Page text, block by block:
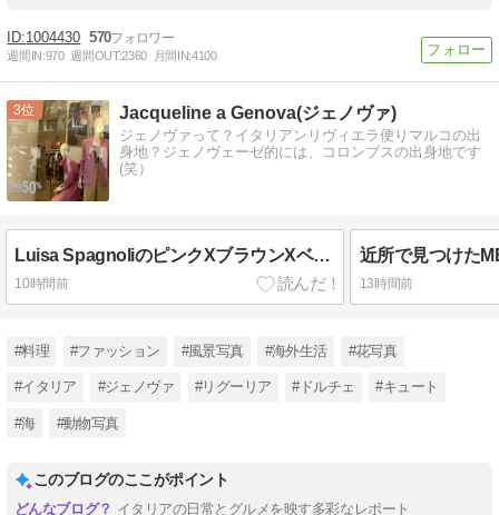
1004430 570
週間IN:970 週間OUT:2360 月間IN:4100
3 Jacqueline a Genova(ジェノヴァ)
ジェノヴァって？イタリアンリヴィエラ便りマルコの出
身地？ジェノヴェーゼ的には、コロンブスの出身地です
(笑）
Luisa SpagnoliのピンクXブラウンXベージュアウトフィット２点のショーウィンドー☆
10時間前
近所で見つけた
13時間前
#料理 #ファッション #風景写真 #海外生活 #花写真
#イタリア #ジェノヴァ #リグーリア #ドルチェ #キュート
#海 #動物写真
このブログのここがポイント
イタリアの日常とグルメを映す多彩なレポート